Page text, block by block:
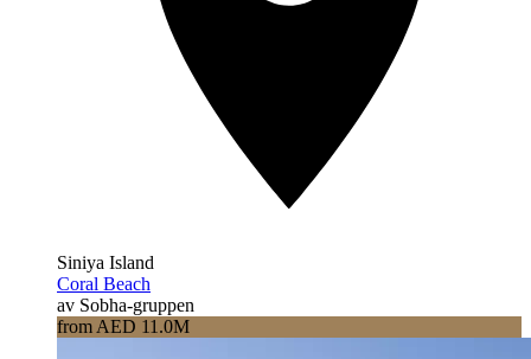
Siniya Island
Coral Beach
av Sobha-gruppen
from AED 11.0M